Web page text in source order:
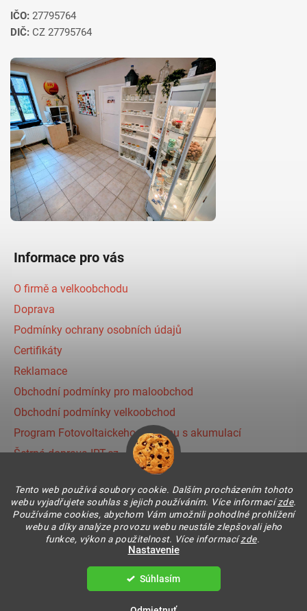
Tento web používá soubory cookie. Dalším procházením tohoto
webu vyjadřujete souhlas s jejich používáním. Více informacízde.
Používáme cookies, abychom Vám umožnili pohodlné prohlížení
webu a díky analýze provozu webu neustále zlepšovali jeho
funkce, výkon a použitelnost. Více informacízde.
Nastavenie
Súhlasím
IČO: 27795764
DIČ: CZ 27795764
Informace pro vás
O firmě a velkoobchodu
Doprava
Podmínky ochrany osobních údajů
Certifikáty
Reklamace
Obchodní podmínky pro maloobchod
Obchodní podmínky velkoobchod
Program Fotovoltaickeho systému s akumulací
Šetrná doprava IRT.cz
Prihlásenie affiliate partnera
Instagram
IR THERMIC s.r.o. | IRT